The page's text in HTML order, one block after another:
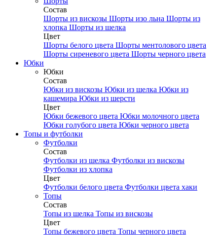
Состав
Шорты из вискозы Шорты изо льна Шорты из
хлопка Шорты из шелка
Цвет
Шорты белого цвета Шорты ментолового цвета
Шорты сиреневого цвета Шорты черного цвета
Юбки
Юбки
Состав
Юбки из вискозы Юбки из шелка Юбки из
кашемира Юбки из шерсти
Цвет
Юбки бежевого цвета Юбки молочного цвета
Юбки голубого цвета Юбки черного цвета
Топы и футболки
Футболки
Состав
Футболки из шелка Футболки из вискозы
Футболки из хлопка
Цвет
Футболки белого цвета Футболки цвета хаки
Топы
Состав
Топы из шелка Топы из вискозы
Цвет
Топы бежевого цвета Топы черного цвета